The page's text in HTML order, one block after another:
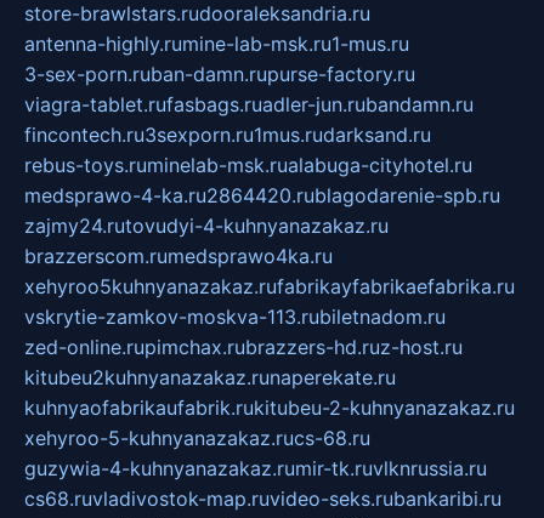
store-brawlstars.rudooraleksandria.ru
antenna-highly.rumine-lab-msk.ru1-mus.ru
3-sex-porn.ruban-damn.rupurse-factory.ru
viagra-tablet.rufasbags.ruadler-jun.rubandamn.ru
fincontech.ru3sexporn.ru1mus.rudarksand.ru
rebus-toys.ruminelab-msk.rualabuga-cityhotel.ru
medsprawo-4-ka.ru2864420.rublagodarenie-spb.ru
zajmy24.rutovudyi-4-kuhnyanazakaz.ru
brazzerscom.rumedsprawo4ka.ru
xehyroo5kuhnyanazakaz.rufabrikayfabrikaefabrika.ru
vskrytie-zamkov-moskva-113.rubiletnadom.ru
zed-online.rupimchax.rubrazzers-hd.ruz-host.ru
kitubeu2kuhnyanazakaz.runaperekate.ru
kuhnyaofabrikaufabrik.rukitubeu-2-kuhnyanazakaz.ru
xehyroo-5-kuhnyanazakaz.rucs-68.ru
guzywia-4-kuhnyanazakaz.rumir-tk.ruvlknrussia.ru
cs68.ruvladivostok-map.ruvideo-seks.rubankaribi.ru